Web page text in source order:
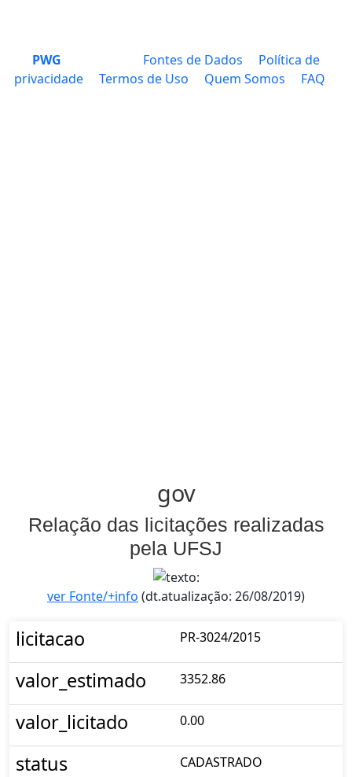
PWG Fontes de Dados
Política de
privacidade
Termos de Uso Quem Somos FAQ
gov
Relação das licitações realizadas
pela UFSJ
ver Fonte/+info (dt.atualização: 26/08/2019)
licitacao PR-3024/2015
valor_estimado 3352.86
valor_licitado 0.00
status CADASTRADO